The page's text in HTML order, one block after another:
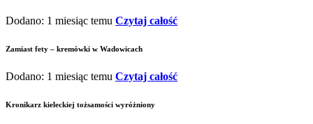
Dodano: 1 miesiąc temu Czytaj całość
Zamiast fety – kremówki w Wadowicach
Dodano: 1 miesiąc temu Czytaj całość
Kronikarz kieleckiej tożsamości wyróżniony